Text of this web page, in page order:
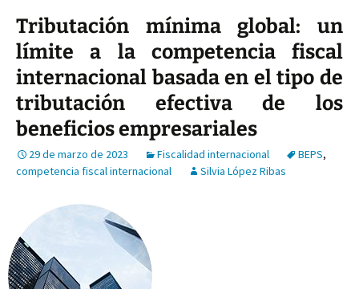
Tributación mínima global: un
límite a la competencia fiscal
internacional basada en el tipo de
tributación efectiva de los
beneficios empresariales
29 de marzo de 2023 Fiscalidad internacional BEPS,
competencia fiscal internacional
Silvia López Ribas